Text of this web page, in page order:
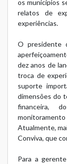
os municípios
relatos de
experiências.
O presidente
dez anos de
troca de
suporte
dimensões do
financeira,
Atualmente,
Conviva, que
Para a